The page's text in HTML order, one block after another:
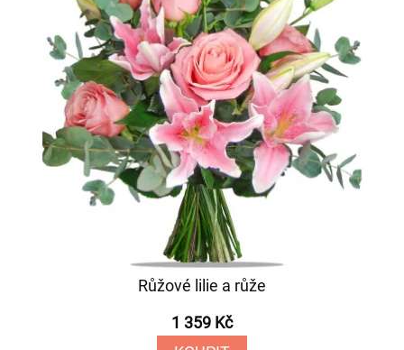
Růžové lilie a růže
1 359 Kč